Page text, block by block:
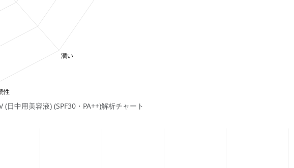
中用美容液) (SPF30・PA++)解析チャート